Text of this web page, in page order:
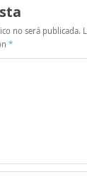
no será publicada.
*